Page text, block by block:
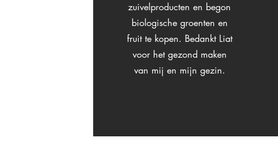
zuivelproducten en begon
biologische groenten en
fruit te kopen. Bedankt Liat
voor het gezond maken
van mij en mijn gezin.